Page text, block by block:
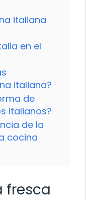
italiana
en el
italiana?
de
italianos?
de la
cocina
fresca